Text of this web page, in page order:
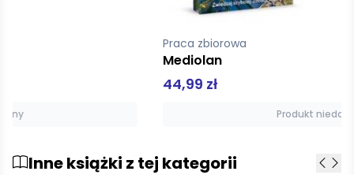
Inne książki z tej kategorii